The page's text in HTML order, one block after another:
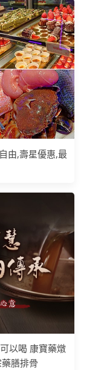
由,壽星優惠,最
以喝 康寶藥燉
膳排骨